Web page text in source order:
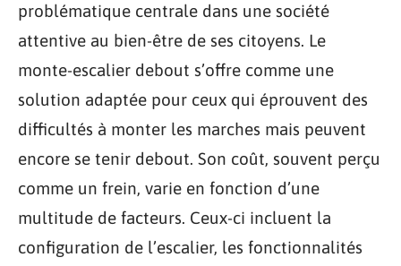
problématique centrale dans une société
attentive au bien-être de ses citoyens. Le
monte-escalier debout s’offre comme une
solution adaptée pour ceux qui éprouvent des
difficultés à monter les marches mais peuvent
encore se tenir debout. Son coût, souvent perçu
comme un frein, varie en fonction d’une
multitude de facteurs. Ceux-ci incluent la
configuration de l’escalier, les fonctionnalités